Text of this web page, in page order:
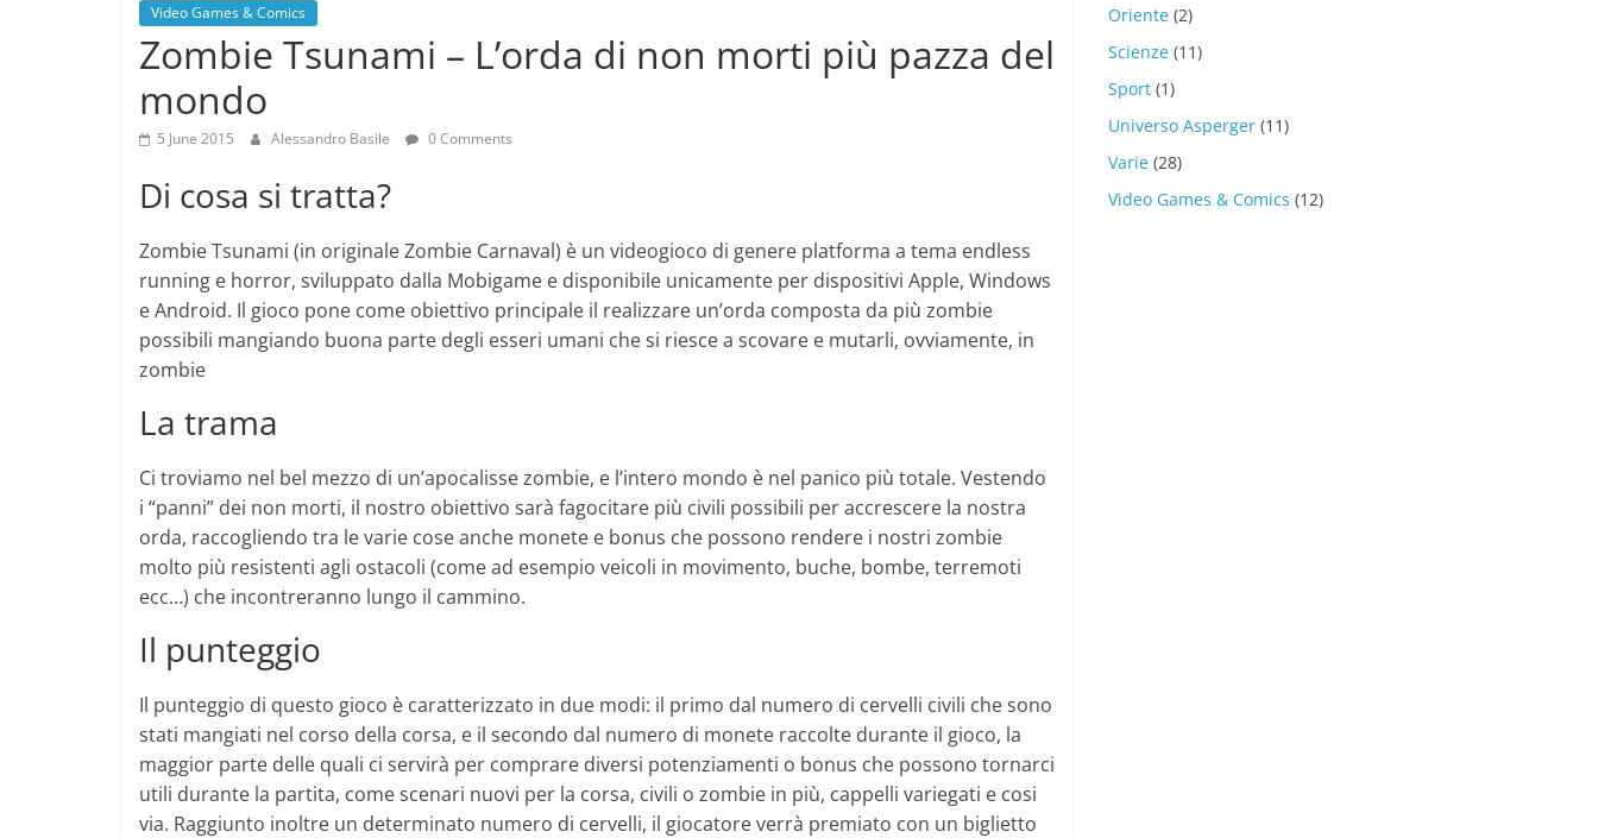
Video Games & Comics
Zombie Tsunami – L’orda di non morti più pazza del
mondo
5 June 2015 Alessandro Basile 0 Comments
Di cosa si tratta?
Zombie Tsunami (in originale Zombie Carnaval) è un videogioco di genere platforma a tema endless
running e horror, sviluppato dalla Mobigame e disponibile unicamente per dispositivi Apple, Windows
e Android. Il gioco pone come obiettivo principale il realizzare un’orda composta da più zombie
possibili mangiando buona parte degli esseri umani che si riesce a scovare e mutarli, ovviamente, in
zombie
La trama
Ci troviamo nel bel mezzo di un’apocalisse zombie, e l’intero mondo è nel panico più totale. Vestendo
i “panni” dei non morti, il nostro obiettivo sarà fagocitare più civili possibili per accrescere la nostra
orda, raccogliendo tra le varie cose anche monete e bonus che possono rendere i nostri zombie
molto più resistenti agli ostacoli (come ad esempio veicoli in movimento, buche, bombe, terremoti
ecc…) che incontreranno lungo il cammino.
Il punteggio
Il punteggio di questo gioco è caratterizzato in due modi: il primo dal numero di cervelli civili che sono
stati mangiati nel corso della corsa, e il secondo dal numero di monete raccolte durante il gioco, la
maggior parte delle quali ci servirà per comprare diversi potenziamenti o bonus che possono tornarci
utili durante la partita, come scenari nuovi per la corsa, civili o zombie in più, cappelli variegati e cosi
via. Raggiunto inoltre un determinato numero di cervelli, il giocatore verrà premiato con un biglietto
Oriente (2)
Scienze (11)
Sport (1)
Universo Asperger (11)
Varie (28)
Video Games & Comics (12)